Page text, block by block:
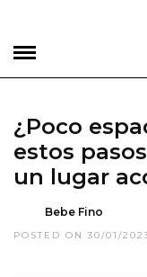
¿Poco
estos
un lugar
Bebe Fino
POSTED ON 30/01/